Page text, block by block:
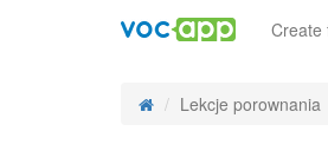
Create
Lekcje porownania